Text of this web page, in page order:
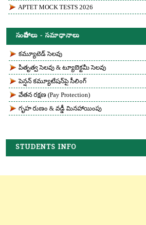
APTET MOCK TESTS 2026
సందేహాలు - సమాధానాలు
కమ్యూటెడ్ సెలవు
పితృత్వ సెలవు & ట్యూబెక్టమీ సెలవు
పెన్షన్ కమ్యూటేషన్‌పై సీలింగ్
వేతన రక్షణ (Pay Protection)
గృహ రుణం & వడ్డీ మినహాయింపు
STUDENTS INFO